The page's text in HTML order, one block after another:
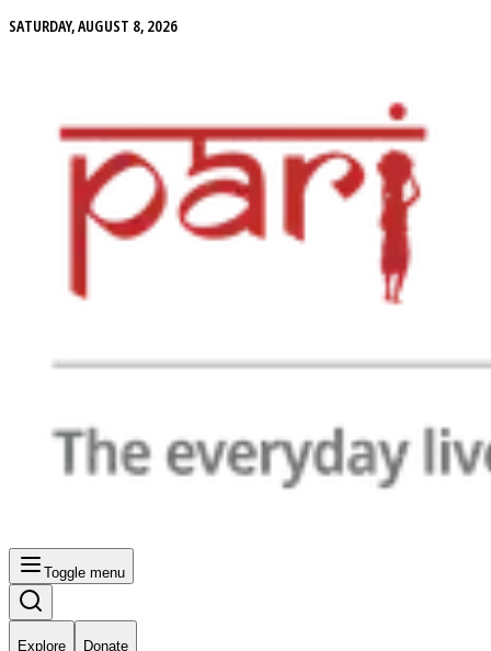
SATURDAY, AUGUST 8, 2026
Toggle menu
Explore Donate